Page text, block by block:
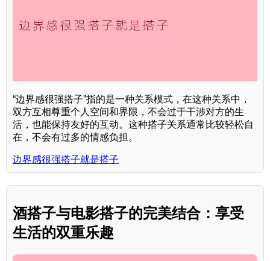
“边界感很强搭子”指的是一种关系模式，在这种关系中，
双方互相尊重个人空间和界限，不会过于干涉对方的生
活，也能保持友好的互动。这种搭子关系通常比较轻松自
在，不会有过多的情感负担。
边界感很强搭子就是搭子
酒搭子与电影搭子的完美结合：享受
生活的双重乐趣